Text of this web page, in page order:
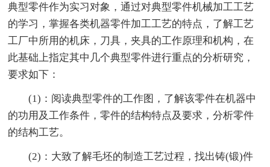
典型零件作为实习对象，通过对典型零件机械加工工艺
的学习，掌握各类机器零件加工工艺的特点，了解工艺
工厂中所用的机床，刀具，夹具的工作原理和机构，在
此基础上指定其中几个典型零件进行重点的分析研究，
要求如下：
(1)：阅读典型零件的工作图，了解该零件在机器中
的功用及工作条件，零件的结构特点及要求，分析零件
的结构工艺。
(2)：大致了解毛坯的制造工艺过程，找出铸(锻)件